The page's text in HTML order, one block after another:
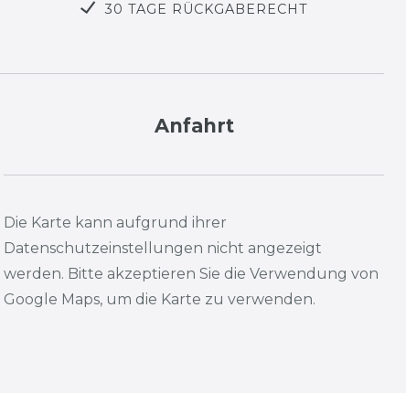
30 TAGE RÜCKGABERECHT
Anfahrt
Die Karte kann aufgrund ihrer
Datenschutzeinstellungen nicht angezeigt
werden. Bitte akzeptieren Sie die Verwendung von
Google Maps, um die Karte zu verwenden.